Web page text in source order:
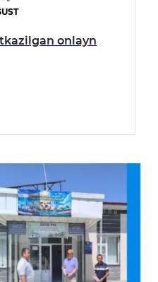
onlayn